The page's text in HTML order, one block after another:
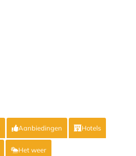
Aanbiedingen Hotels
Het weer